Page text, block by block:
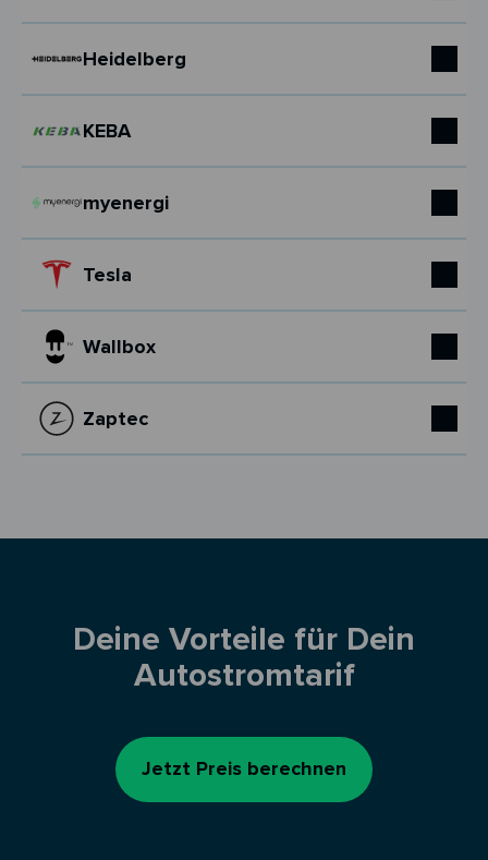
Heidelberg
KEBA
myenergi
Tesla
Wallbox
Zaptec
Deine Vorteile für Dein
Autostromtarif
Jetzt Preis berechnen